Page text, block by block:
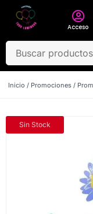
Acceso
Inicio / Promociones /
Sin Stock